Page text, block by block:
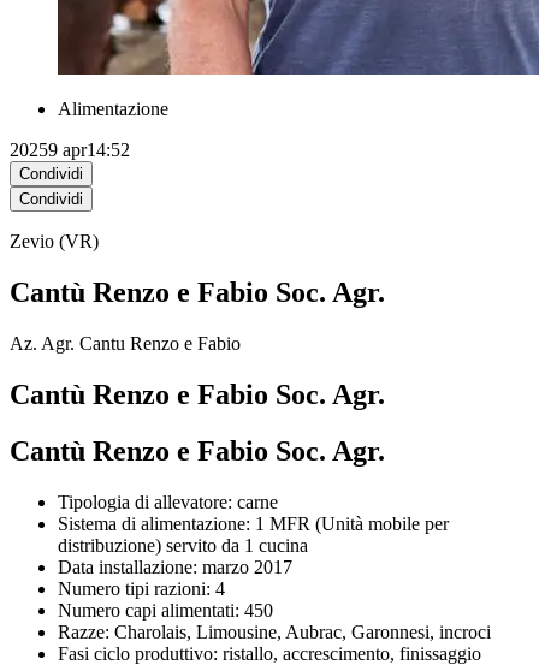
Alimentazione
20259 apr14:52
Condividi
Condividi
Zevio (VR)
Cantù Renzo e Fabio Soc. Agr.
Az. Agr. Cantu Renzo e Fabio
Cantù Renzo e Fabio Soc. Agr.
Cantù Renzo e Fabio Soc. Agr.
Tipologia di allevatore: carne
Sistema di alimentazione: 1 MFR (Unità mobile per
distribuzione) servito da 1 cucina
Data installazione: marzo 2017
Numero tipi razioni: 4
Numero capi alimentati: 450
Razze: Charolais, Limousine, Aubrac, Garonnesi, incroci
Fasi ciclo produttivo: ristallo, accrescimento, finissaggio